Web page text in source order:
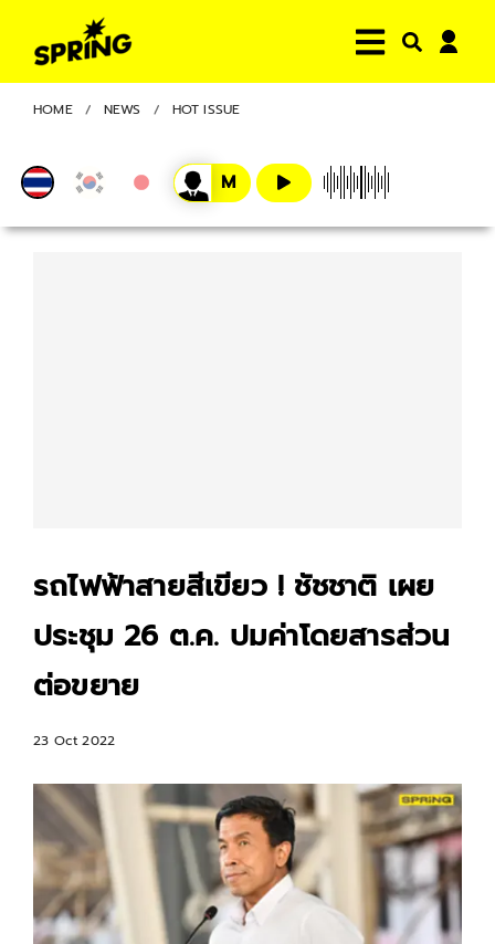
HOME NEWS HOT ISSUE
รถไฟฟ้าสายสีเขียว ! ชัชชาติ เผย
ประชุม 26 ต.ค. ปมค่าโดยสารส่วน
ต่อขยาย
23 Oct 2022